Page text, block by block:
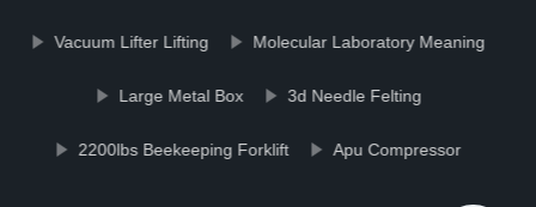
Vacuum Lifter Lifting Molecular Laboratory Meaning
Large Metal Box 3d Needle Felting
2200lbs Beekeeping Forklift Apu Compressor